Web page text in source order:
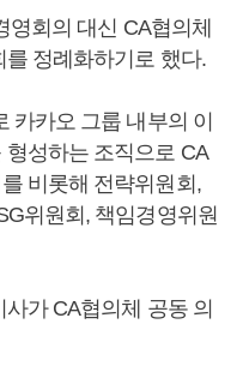
영회의 대신 CA협의체
정례화하기로 했다.
카카오 그룹 내부의 이
성하는 조직으로 CA
비롯해 전략위원회,
위원회, 책임경영위원
가 CA협의체 공동 의